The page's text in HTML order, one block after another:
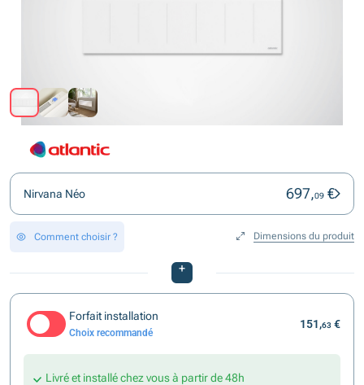
Nirvana Néo 697,09 €
Comment choisir ? Dimensions du produit
+
Forfait installation
Choix recommandé
151,63 €
Livré et installé chez vous à partir de 48h